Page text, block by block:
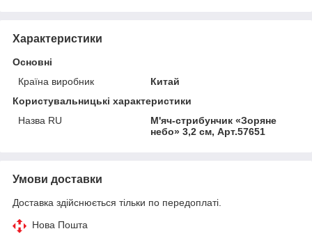
Характеристики
Основні
Країна виробник
Китай
Користувальницькі характеристики
Назва RU
М'яч-стрибунчик «Зоряне
небо» 3,2 см, Арт.57651
Умови доставки
Доставка здійснюється тільки по передоплаті.
Нова Пошта